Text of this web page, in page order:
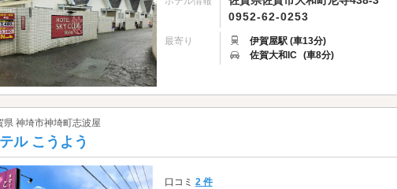
0952-62-0253
最寄り
伊賀屋駅 (車13分)
佐賀大和IC (車8分)
県 神埼市神埼町志波屋
ル こうよう
口コミ 2 件